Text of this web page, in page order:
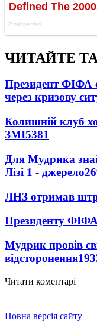
ЧИТАЙТЕ
Президент ФІФА
через кризову
Колишній клуб
ЗМІ5381
Для Мудрика
Лізі 1 - джерело
ЛНЗ отримав
Президенту ФІФА
Мудрик провів
відсторонення
Читати коментарі
Повна версія сайту